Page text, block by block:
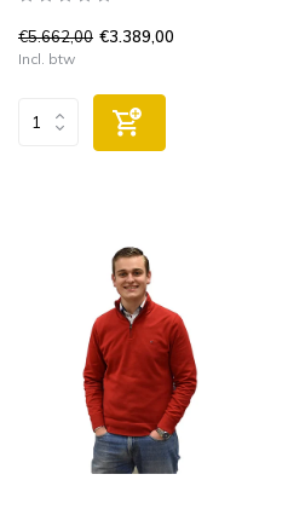
€5.662,00 €3.389,00
Incl. btw